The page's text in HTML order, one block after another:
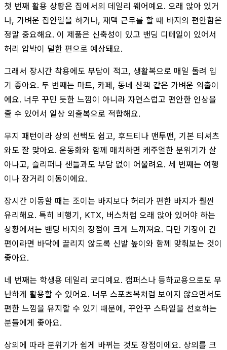
첫 번째 활용 상황은 집에서의 데일리 웨어예요. 오래 앉아 있거
나, 가벼운 집안일을 하거나, 재택 근무를 할 때 바지의 편안함은
정말 중요해요. 이 제품은 신축성이 있고 밴딩 디테일이 있어서
허리 압박이 덜한 편으로 예상돼요.
그래서 장시간 착용에도 부담이 적고, 생활복으로 매일 돌려 입
기 좋아요. 두 번째는 마트, 카페, 동네 산책 같은 가벼운 외출이
에요. 너무 꾸민 듯한 느낌이 아니라 자연스럽고 편안한 인상을
줄 수 있어서 일상 외출복으로 적합해요.
무지 패턴이라 상의 선택도 쉽고, 후드티나 맨투맨, 기본 티셔츠
와도 잘 맞아요. 운동화와 함께 매치하면 캐주얼한 분위기가 살
아나고, 슬리퍼나 샌들과도 부담 없이 어울려요. 세 번째는 여행
이나 장거리 이동이에요.
장시간 이동할 때는 조이는 바지보다 허리가 편한 바지가 훨씬
유리해요. 특히 비행기, KTX, 버스처럼 오래 앉아 있어야 하는
상황에서는 밴딩 바지의 장점이 크게 느껴져요. 다만 기장이 긴
편이라면 바닥에 끌리지 않도록 신발 높이와 함께 맞춰보는 것이
좋아요.
네 번째는 학생용 데일리 코디예요. 캠퍼스나 등하교용으로도 무
난하게 활용할 수 있어요. 너무 스포츠복처럼 보이지 않으면서도
편한 느낌을 유지할 수 있기 때문에, 꾸안꾸 스타일을 선호하는
분들에게 좋아요.
상의에 따라 분위기가 쉽게 바뀌는 것도 장점이에요. 상의를 크